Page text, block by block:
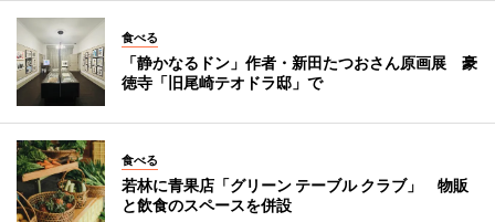
食べる
「静かなるドン」作者・新田たつおさん原画展 豪
徳寺「旧尾崎テオドラ邸」で
食べる
若林に青果店「グリーン テーブル クラブ」 物販
と飲食のスペースを併設